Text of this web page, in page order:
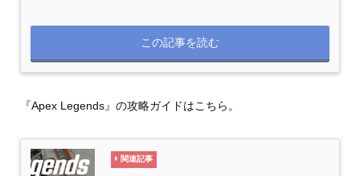
この記事を読む
『Apex Legends』の攻略ガイドはこちら。
関連記事